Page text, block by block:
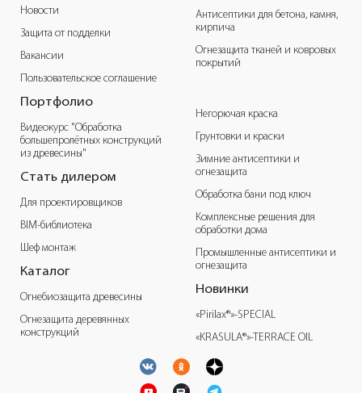
Новости
Защита от подделки
Вакансии
Пользовательское соглашение
Портфолио
Видеокурс "Обработка
большепролётных конструкций
из древесины"
Стать дилером
Для проектировщиков
BIM-библиотека
Шеф монтаж
Каталог
Огнебиозащита древесины
Огнезащита деревянных
конструкций
Антисептики для бетона, камня,
кирпича
Огнезащита тканей и ковровых
покрытий
Негорючая краска
Грунтовки и краски
Зимние антисептики и
огнезащита
Обработка бани под ключ
Комплексные решения для
обработки дома
Промышленные антисептики и
огнезащита
Новинки
«Pirilax®»-SPECIAL
«KRASULA®»-TERRACE OIL